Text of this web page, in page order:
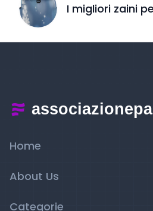
I migliori zaini
Home
About Us
Categorie